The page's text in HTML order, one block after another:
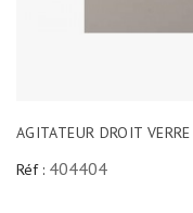
AGITATEUR DROIT
Réf : 404404